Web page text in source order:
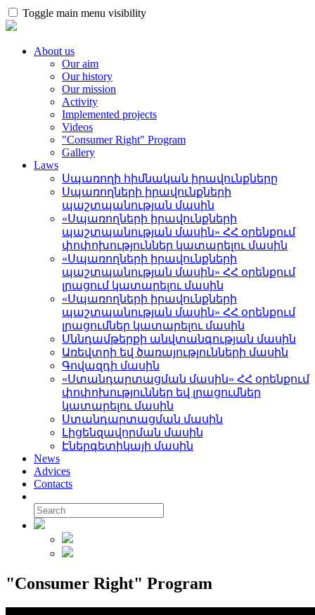
Toggle main menu visibility
About us
Our aim
Our history
Our mission
Activity
Implemented projects
Videos
"Consumer Right" Program
Gallery
Laws
Սպառողի հիմնական իրավունքները
Սպառողների իրավունքների
պաշտպանության մասին
«Սպառողների իրավունքների
պաշտպանության մասին» ՀՀ օրենքում
փոփոխություններ կատարելու մասին
«Սպառողների իրավունքների
պաշտպանության մասին» ՀՀ օրենքում
լրացում կատարելու մասին
«Սպառողների իրավունքների
պաշտպանության մասին» ՀՀ օրենքում
լրացումներ կատարելու մասին
Սննդամթերքի անվտանգության մասին
Առեվտրի եվ ծառայությունների մասին
Գովազդի մասին
«Ստանդարտացման մասին» ՀՀ օրենքում
փոփոխություններ եվ լրացումներ
կատարելու մասին
Ստանդարտացման մասին
Լիցենզավորման մասին
Էներգետիկայի մասին
News
Advices
Contacts
"Consumer Right" Program